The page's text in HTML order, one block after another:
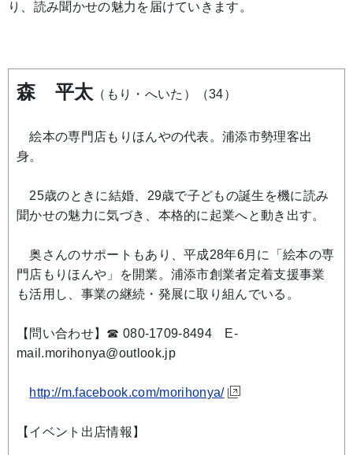
り、読み聞かせの魅力を届けていきます。
森 平太 （もり・へいた）（34）
絵本の専門店もりほんやの代表。浦添市勢理客出
身。
25歳のときに結婚、29歳で子どもの誕生を機に読み
聞かせの魅力に気づき、本格的に起業へと動き出す。
奥さんのサポートもあり、平成28年6月に「絵本の専
門店もりほんや」を開業。浦添市創業者定着支援事業
も活用し、事業の継続・発展に取り組んでいる。
【問い合わせ】☎ 080-1709-8494 E-
mail.morihonya@outlook.jp
http://m.facebook.com/morihonya/
【イベント出店情報】